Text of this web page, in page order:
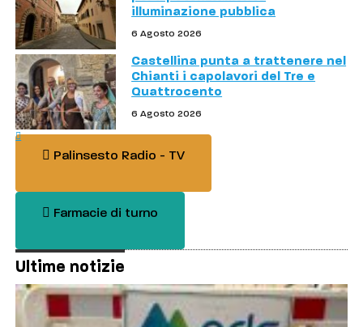
illuminazione pubblica
6 Agosto 2026
Castellina punta a trattenere nel
Chianti i capolavori del Tre e
Quattrocento
6 Agosto 2026
Palinsesto Radio - TV
Farmacie di turno
Ultime notizie